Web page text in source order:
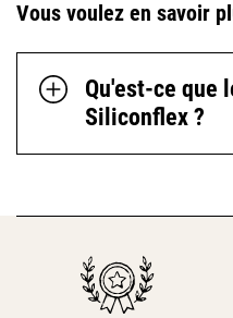
Vous voulez en savoir
Qu'est-ce que
Siliconflex ?